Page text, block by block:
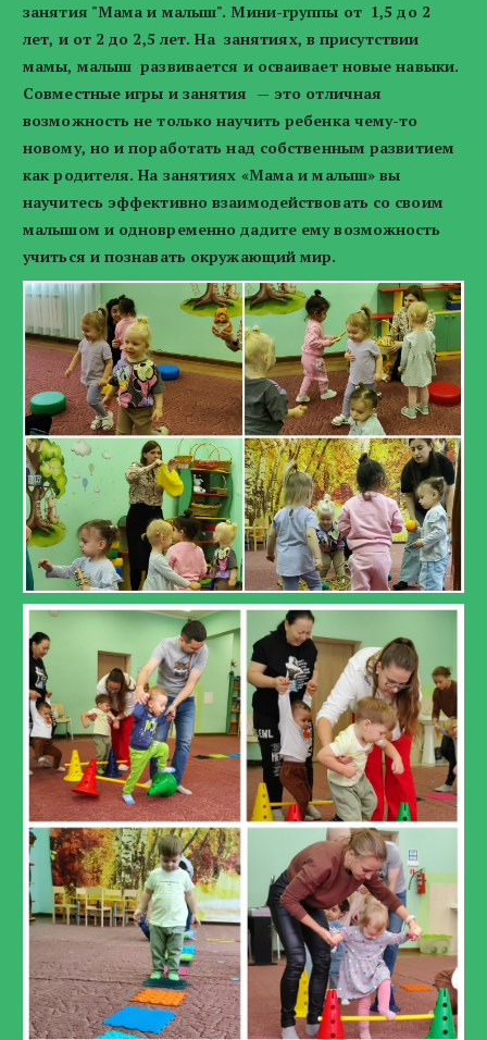
занятия "Мама и малыш". Мини-группы от 1,5 до 2
лет, и от 2 до 2,5 лет. На занятиях, в присутствии
мамы, малыш развивается и осваивает новые навыки.
Совместные игры и занятия — это отличная
возможность не только научить ребенка чему-то
новому, но и поработать над собственным развитием
как родителя. На занятиях «Мама и малыш» вы
научитесь эффективно взаимодействовать со своим
малышом и одновременно дадите ему возможность
учиться и познавать окружающий мир.